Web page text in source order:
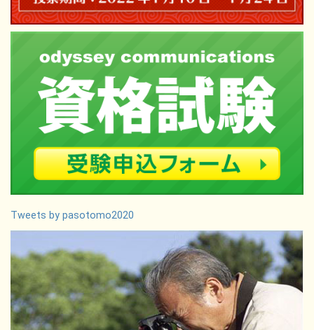
Tweets by pasotomo2020